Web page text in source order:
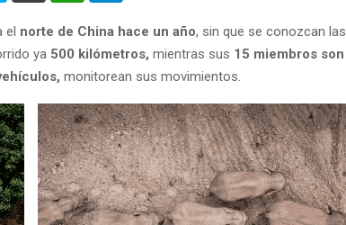
el norte de China hace un año, sin que se conozcan las
ya 500 kilómetros, mientras sus 15 miembros son
monitorean sus movimientos.